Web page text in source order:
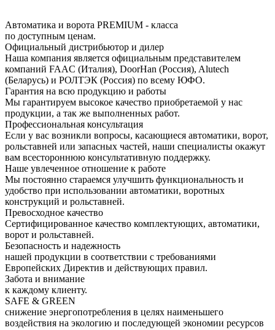
Автоматика и ворота PREMIUM - класса
по доступным ценам.
Официальный дистрибьютор и дилер
Наша компания является официальным представителем
компаний FAAC (Италия), DoorHan (Россия), Alutech
(Беларусь) и РОЛТЭК (Россия) по всему ЮФО.
Гарантия на всю продукцию и работы
Мы гарантируем высокое качество приобретаемой у нас
продукции, а так же выполненных работ.
Профессиональная консультация
Если у вас возникли вопросы, касающиеся автоматики, ворот,
рольставней или запасных частей, наши специалисты окажут
вам всестороннюю консультативную поддержку.
Наше увлеченное отношение к работе
Мы постоянно стараемся улучшить функциональность и
удобство при использовании автоматики, воротных
конструкций и рольставней.
Превосходное качество
Сертифицированное качество комплектующих, автоматики,
ворот и рольставней.
Безопасность и надежность
нашей продукции в соответствии с требованиями
Европейских Директив и действующих правил.
Забота и внимание
к каждому клиенту.
SAFE & GREEN
снижение энергопотребления в целях наименьшего
воздействия на экологию и последующей экономии ресурсов